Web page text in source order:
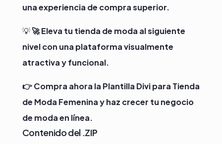
una experiencia de compra superior.
💡🚀 Eleva tu tienda de moda al siguiente
nivel con una plataforma visualmente
atractiva y funcional.
👉 Compra ahora la Plantilla Divi para Tienda
de Moda Femenina y haz crecer tu negocio
de moda en línea.
Contenido del .ZIP